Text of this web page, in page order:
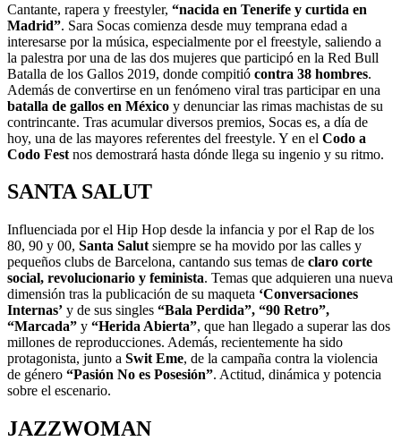
Cantante, rapera y freestyler, “nacida en Tenerife y curtida en
Madrid”. Sara Socas comienza desde muy temprana edad a
interesarse por la música, especialmente por el freestyle, saliendo a
la palestra por una de las dos mujeres que participó en la Red Bull
Batalla de los Gallos 2019, donde compitió contra 38 hombres.
Además de convertirse en un fenómeno viral tras participar en una
batalla de gallos en México y denunciar las rimas machistas de su
contrincante. Tras acumular diversos premios, Socas es, a día de
hoy, una de las mayores referentes del freestyle. Y en el Codo a
Codo Fest nos demostrará hasta dónde llega su ingenio y su ritmo.
SANTA SALUT
Influenciada por el Hip Hop desde la infancia y por el Rap de los
80, 90 y 00, Santa Salut siempre se ha movido por las calles y
pequeños clubs de Barcelona, cantando sus temas de claro corte
social, revolucionario y feminista. Temas que adquieren una nueva
dimensión tras la publicación de su maqueta ‘Conversaciones
Internas’ y de sus singles “Bala Perdida”, “90 Retro”,
“Marcada” y “Herida Abierta”, que han llegado a superar las dos
millones de reproducciones. Además, recientemente ha sido
protagonista, junto a Swit Eme, de la campaña contra la violencia
de género “Pasión No es Posesión”. Actitud, dinámica y potencia
sobre el escenario.
JAZZWOMAN